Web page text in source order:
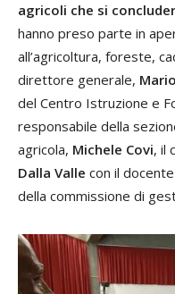
agricoli che si
hanno preso parte in
all’agricoltura, foreste,
direttore generale,
del Centro Istruzione e
responsabile della
agricola, Michele Covi, il
Dalla Valle con il docente
della commissione di